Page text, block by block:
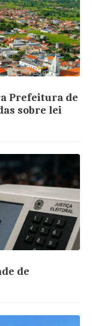
Prefeitura de
sobre lei
de